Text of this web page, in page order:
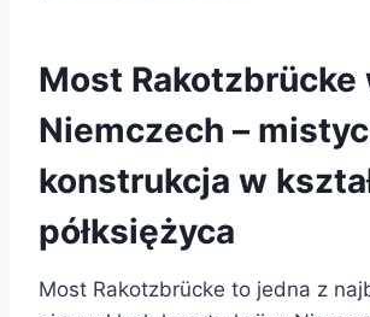
Most Rakotzbrücke
Niemczech –
konstrukcja w
półksiężyca
Most Rakotzbrücke to jedna z